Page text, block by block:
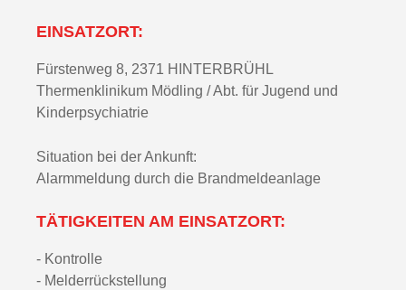
EINSATZORT:
Fürstenweg 8, 2371 HINTERBRÜHL
Thermenklinikum Mödling / Abt. für Jugend und
Kinderpsychiatrie
Situation bei der Ankunft:
Alarmmeldung durch die Brandmeldeanlage
TÄTIGKEITEN AM EINSATZORT:
- Kontrolle
- Melderrückstellung